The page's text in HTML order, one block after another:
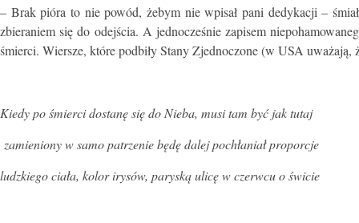
– Brak pióra to nie powód, żebym nie wpisał pani dedykacji –
zbieraniem się do odejścia. A jednocześnie zapisem
śmierci. Wiersze, które podbiły Stany Zjednoczone (w USA uważają,
Kiedy po śmierci dostanę się do Nieba, musi tam być jak tutaj
zamieniony w samo patrzenie będę dalej pochłaniał proporcje
ludzkiego ciała, kolor irysów, paryską ulicę w czerwcu o świcie